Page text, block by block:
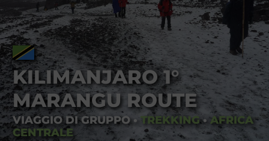
KILIMANJARO 1°
MARANGU ROUTE
VIAGGIO DI GRUPPO• TREKKING•AFRICA
CENTRALE